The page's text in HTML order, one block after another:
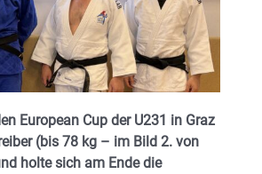
European Cup der U231 in Graz
(bis 78 kg – im Bild 2. von
holte sich am Ende die